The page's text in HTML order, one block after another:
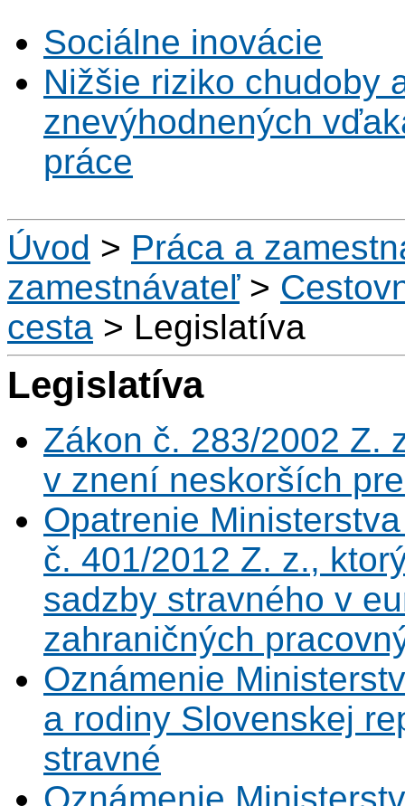
Sociálne inovácie
Nižšie riziko chudoby
znevýhodnených
práce
Úvod > Práca a
zamestnávateľ >
cesta > Legislatíva
Legislatíva
Zákon č. 283/2002 Z.
v znení neskorších
Opatrenie
č. 401/2012 Z. z.,
sadzby stravného v
zahraničných
Oznámenie
a rodiny Slovenskej
stravné